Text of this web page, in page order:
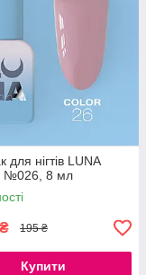
для нігтів LUNA
№026, 8 мл
₴ 195 ₴
Купити